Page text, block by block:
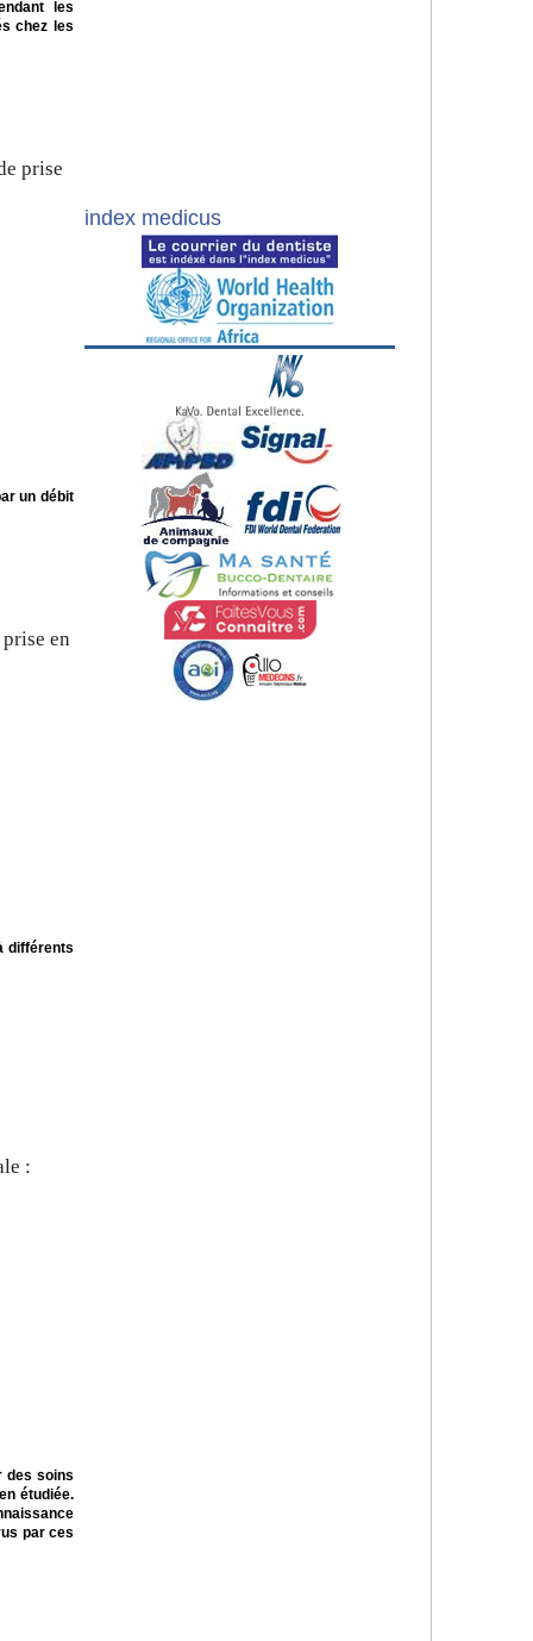
les
chez les
prise
un débit
en
différents
:
des soins
étudiée.
par ces
index medicus